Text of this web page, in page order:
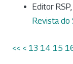
Editor RSP,
Revista do
<< < 13 14 15